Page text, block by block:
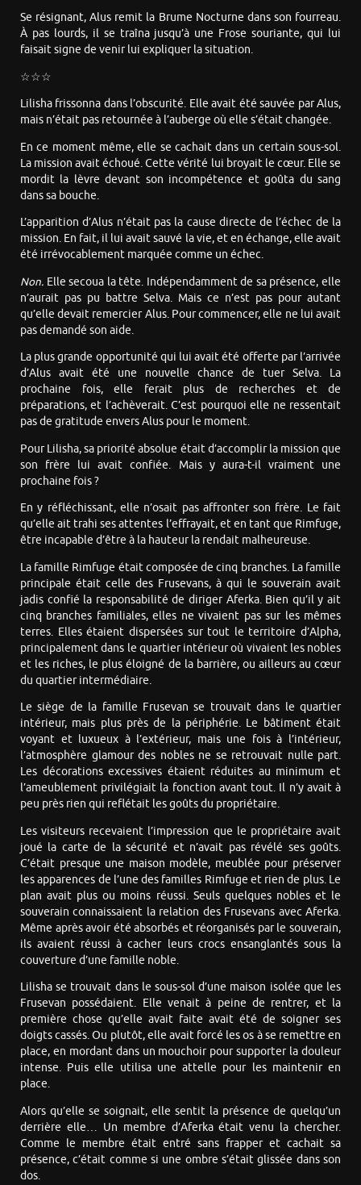
Se résignant, Alus remit la Brume Nocturne dans son fourreau.
À pas lourds, il se traîna jusqu’à une Frose souriante, qui lui
faisait signe de venir lui expliquer la situation.
☆☆☆
Lilisha frissonna dans l’obscurité. Elle avait été sauvée par Alus,
mais n’était pas retournée à l’auberge où elle s’était changée.
En ce moment même, elle se cachait dans un certain sous-sol.
La mission avait échoué. Cette vérité lui broyait le cœur. Elle se
mordit la lèvre devant son incompétence et goûta du sang
dans sa bouche.
L’apparition d’Alus n’était pas la cause directe de l’échec de la
mission. En fait, il lui avait sauvé la vie, et en échange, elle avait
été irrévocablement marquée comme un échec.
Non. Elle secoua la tête. Indépendamment de sa présence, elle
n’aurait pas pu battre Selva. Mais ce n’est pas pour autant
qu’elle devait remercier Alus. Pour commencer, elle ne lui avait
pas demandé son aide.
La plus grande opportunité qui lui avait été offerte par l’arrivée
d’Alus avait été une nouvelle chance de tuer Selva. La
prochaine fois, elle ferait plus de recherches et de
préparations, et l’achèverait. C’est pourquoi elle ne ressentait
pas de gratitude envers Alus pour le moment.
Pour Lilisha, sa priorité absolue était d’accomplir la mission que
son frère lui avait confiée. Mais y aura-t-il vraiment une
prochaine fois ?
En y réfléchissant, elle n’osait pas affronter son frère. Le fait
qu’elle ait trahi ses attentes l’effrayait, et en tant que Rimfuge,
être incapable d’être à la hauteur la rendait malheureuse.
La famille Rimfuge était composée de cinq branches. La famille
principale était celle des Frusevans, à qui le souverain avait
jadis confié la responsabilité de diriger Aferka. Bien qu’il y ait
cinq branches familiales, elles ne vivaient pas sur les mêmes
terres. Elles étaient dispersées sur tout le territoire d’Alpha,
principalement dans le quartier intérieur où vivaient les nobles
et les riches, le plus éloigné de la barrière, ou ailleurs au cœur
du quartier intermédiaire.
Le siège de la famille Frusevan se trouvait dans le quartier
intérieur, mais plus près de la périphérie. Le bâtiment était
voyant et luxueux à l’extérieur, mais une fois à l’intérieur,
l’atmosphère glamour des nobles ne se retrouvait nulle part.
Les décorations excessives étaient réduites au minimum et
l’ameublement privilégiait la fonction avant tout. Il n’y avait à
peu près rien qui reflétait les goûts du propriétaire.
Les visiteurs recevaient l’impression que le propriétaire avait
joué la carte de la sécurité et n’avait pas révélé ses goûts.
C’était presque une maison modèle, meublée pour préserver
les apparences de l’une des familles Rimfuge et rien de plus. Le
plan avait plus ou moins réussi. Seuls quelques nobles et le
souverain connaissaient la relation des Frusevans avec Aferka.
Même après avoir été absorbés et réorganisés par le souverain,
ils avaient réussi à cacher leurs crocs ensanglantés sous la
couverture d’une famille noble.
Lilisha se trouvait dans le sous-sol d’une maison isolée que les
Frusevan possédaient. Elle venait à peine de rentrer, et la
première chose qu’elle avait faite avait été de soigner ses
doigts cassés. Ou plutôt, elle avait forcé les os à se remettre en
place, en mordant dans un mouchoir pour supporter la douleur
intense. Puis elle utilisa une attelle pour les maintenir en
place.
Alors qu’elle se soignait, elle sentit la présence de quelqu’un
derrière elle… Un membre d’Aferka était venu la chercher.
Comme le membre était entré sans frapper et cachait sa
présence, c’était comme si une ombre s’était glissée dans son
dos.